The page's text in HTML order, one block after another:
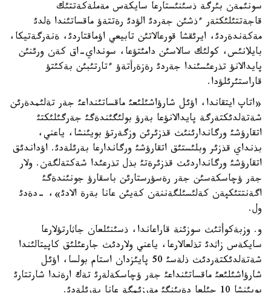
سونئمةن بئرگة ذسئنئستارعا سايكةس مةملةكةتتئك
قاجةتتئلئكتةر ءذشئن جةردئ الؤدئ رةتتةؤ ماقساتئندا ةلدئ
مةكةندةردئ، ايرئقشا قورعالاتئن تابيعي اؤماقتاردئ، ةنةرگةتيكا،
بايلانئس، كولئك سالاسئن دامئتؤعا، سونداي-اق كةن ورئنئن
پايدالانؤ تذرعئسئندا جةردئ رةزةرأتةؤ ءتارتئبئن بةكئتؤ
قاراستئرئلؤدا.
«اتاپ ايتقاندا، اؤئل شارؤاشئلئعئ ماقساتئنداعئ جةر تةلئمدةرئن
شةتةلدئكتةرگة پايدالانؤعا بةرؤ بولئگئندةگئ جةرگئلئكتئ
اتقارؤشئ ورگاندارئنئث قذزئرئن وزگةرتؤ بويئنشا، ياعني،
بذنداي قذزئر وبلئستئق اتقارؤشئ ورگاندارعا بةرئلةدئ. اؤداندئق
اتقارؤشئ ورگانداردئث قذزئرةتئ بذل تذرعئدا شةكتةلگةن. ولار
جةر ؤچاسكةسئن جةر رةسؤرستارئن باسقارؤ جونئندةگئ
اگةنتتئكپةن كةلئسئلگةننةن كةيئن عانا بةرة الادئ»، -دةدئ
ول.
و. وزبةكوأتئث سوزئنة قاراعاندا، ذسئنئلعان جاثارتؤلارعا
سايكةس زاثدئ تذلعالارعا، ياعني ولاردئث جارعئلئق كاپيتالئندا
شةتةلدئكتةردئث ذلةسئ 50 پايئزدان استام بولسا، اؤئل
شارؤاشئلئعئ ماقساتئنداعئ جةر ؤچاسكةلةرئ تةك ارةندا شارتتارئ